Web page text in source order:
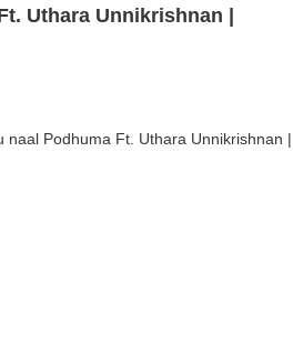
Uthara Unnikrishnan |